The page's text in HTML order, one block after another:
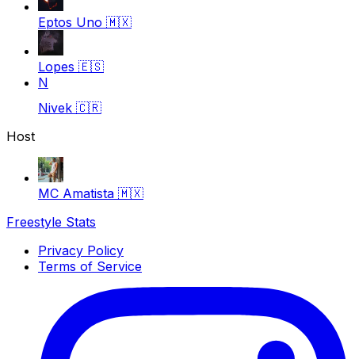
Eptos Uno 🇲🇽
Lopes 🇪🇸
N
Nivek 🇨🇷
Host
MC Amatista 🇲🇽
Freestyle Stats
Privacy Policy
Terms of Service